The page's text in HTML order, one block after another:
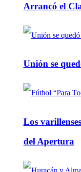
Arrancó el
Unión se
Los
del Apertura